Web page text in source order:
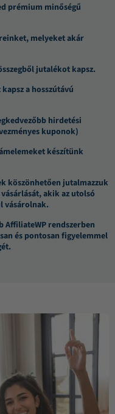
prémium minőségű
melyeket akár
jutalékot kapsz.
a hosszútávú
hirdetési
kuponok)
készítünk
köszönhetően jutalmazzuk
akik az utolsó
vásárolnak.
rendszerben
és pontosan figyelemmel